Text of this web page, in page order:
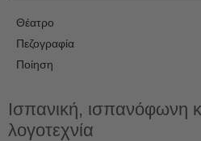
Θέατρο
Πεζογραφία
Ποίηση
Ισπανική, ισπανόφωνη
λογοτεχνία